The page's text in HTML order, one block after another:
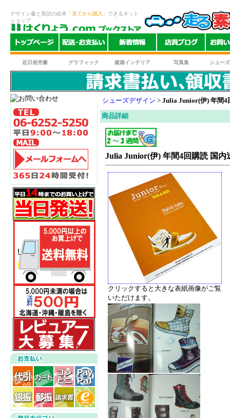
デザイン書と英語の絵本 「見てから購入」 できるネット
ショップ
近日発売書 グラフィック 建築インテリア 写真集 シュー
シューズデザイン > Julia Junior(伊) 年間4
商品詳細
Julia Junior(伊) 年間4回購読 国内
クリックすると大きな表紙画像がご覧
いただけます。